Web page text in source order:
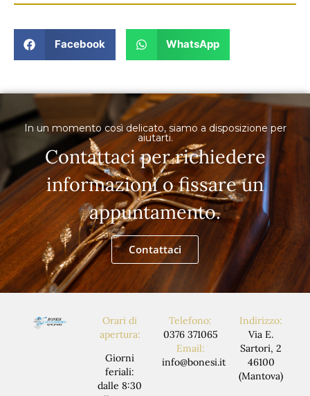
Facebook WhatsApp
In un momento così delicato, siamo a disposizione per
aiutarti.
Contattaci per richiedere
informazioni o fissare un
appuntamento.
Contattaci
Orari di
apertura:
Giorni
feriali:
dalle 8:30
Telefono:
0376 371065
Email:
info@bonesi.it
Indirizzo:
Via E.
Sartori, 2
46100
(Mantova)